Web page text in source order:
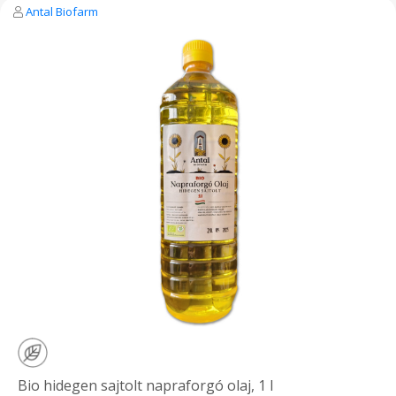
Antal Biofarm
Bio hidegen sajtolt napraforgó olaj, 1 l